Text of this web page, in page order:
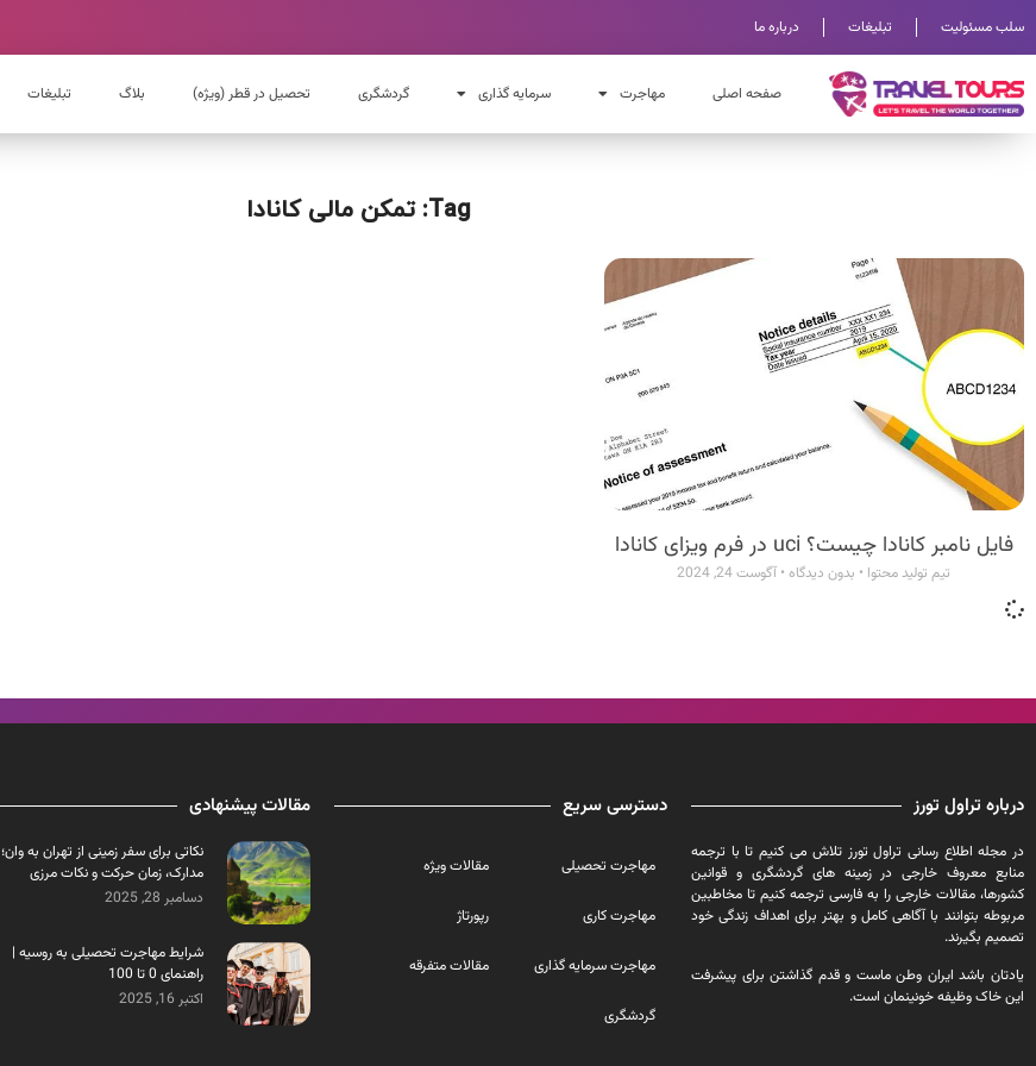
سلب مسئولیت تبلیغات درباره ما
صفحه اصلی مهاجرت سرمایه گذاری گردشگری تحصیل در قطر (ویژه) بلاگ تبلیغات
Tag: تمکن مالی کانادا
فایل نامبر کانادا چیست؟ uci در فرم ویزای کانادا
تیم تولید محتوا بدون دیدگاه آگوست 24, 2024
درباره تراول تورز
در مجله اطلاع رسانی تراول تورز تلاش می کنیم تا با ترجمه
منابع معروف خارجی در زمینه های گردشگری و قوانین
کشورها، مقالات خارجی را به فارسی ترجمه کنیم تا مخاطبین
مربوطه بتوانند با آگاهی کامل و بهتر برای اهداف زندگی خود
تصمیم بگیرند.
یادتان باشد ایران وطن ماست و قدم گذاشتن برای پیشرفت
این خاک وظیفه خونینمان است.
دسترسی سریع
مهاجرت تحصیلی
مهاجرت کاری
مهاجرت سرمایه گذاری
گردشگری
مقالات ویژه
رپورتاژ
مقالات متفرقه
مقالات پیشنهادی
نکاتی برای سفر زمینی از تهران به وان؛
مدارک، زمان حرکت و نکات مرزی
دسامبر 28, 2025
شرایط مهاجرت تحصیلی به روسیه |
راهنمای 0 تا 100
اکتبر 16, 2025